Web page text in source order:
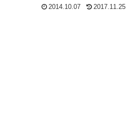
2014.10.07 2017.11.25